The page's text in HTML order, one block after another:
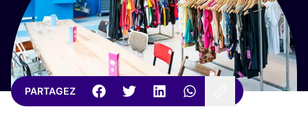
PARTAGEZ